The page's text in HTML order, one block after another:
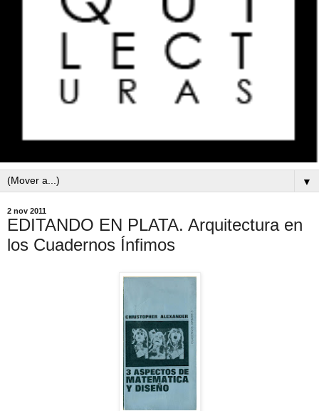
▼
2 nov 2011
EDITANDO EN PLATA. Arquitectura en
los Cuadernos Ínfimos